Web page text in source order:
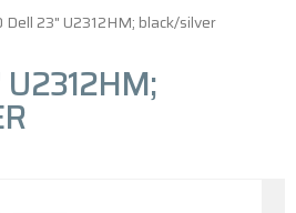
Dell 23" U2312HM; black/silver
U2312HM;